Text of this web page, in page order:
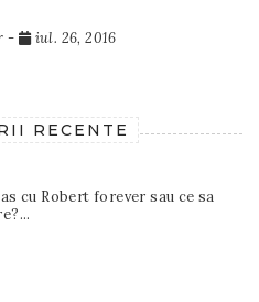
- iul. 26, 2016
RECENTE
cu Robert forever sau ce sa